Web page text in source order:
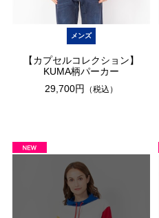
メンズ
【カプセルコレクション】
KUMA柄パーカー
29,700円
（税込）